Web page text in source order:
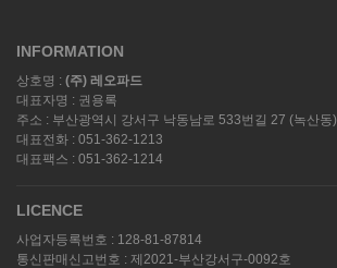
INFORMATION
상호명 : (주) 레오파드
대표자명 : 권용록
주소 : 부산광역시 강서구 낙동남로 533번길 27 (녹산동)
대표전화 : 051-362-1213
대표팩스 : 051-362-1214
LICENCE
사업자등록번호 : 128-81-87814
통신판매신고번호 : 제2021-부산강서구-0092호